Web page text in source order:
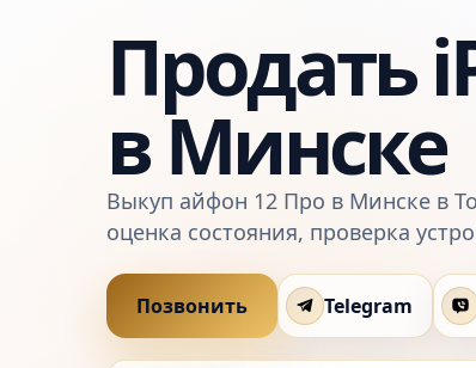
Продать
в Минске
Выкуп айфон 12 Про в Минске в
оценка состояния, проверка
Позвонить Telegram